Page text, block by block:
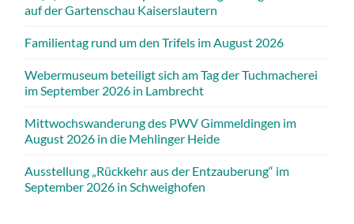
auf der Gartenschau Kaiserslautern
Familientag rund um den Trifels im August 2026
Webermuseum beteiligt sich am Tag der Tuchmacherei
im September 2026 in Lambrecht
Mittwochswanderung des PWV Gimmeldingen im
August 2026 in die Mehlinger Heide
Ausstellung „Rückkehr aus der Entzauberung“ im
September 2026 in Schweighofen